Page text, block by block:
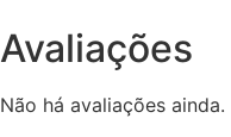
Avaliações
Não há avaliações ainda.